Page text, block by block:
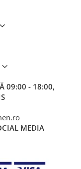
09:00 - 18:00,
MEDIA